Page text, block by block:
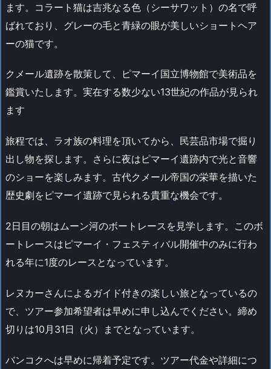
ます。コラート猫は吉兆なる色（シーサワット）の名で呼
ばれており、グレーの毛と青緑の眼が美しいショートヘア
ーの猫です。
クメール遺跡を散策して、ピマーイ国立博物館で美術品を
鑑賞いたします。実在する数少ない13世紀の作品が見られ
ます
旅程では、ラオ族の料理を頂いてから、民芸品市場で掘り
出し物を探します。さらに夜はピマーイ遺跡内で光と音響
のショーを楽しみます。古代クメール帝国の栄華を描いた
歴史劇をピマーイ遺跡で見られる貴重な機会です。
2日目の朝はムーン河のボートレースを見学します。このボ
ートレースはピマーイ・フェスティバル開催中のみに行わ
れる年に1度のレースとなっています。
レヌカーさんによるガイド付きの楽しい旅となっているの
で、ツアー参加希望者は早めに申し込んでください。締め
切りは10月31日（火）までとなっています。
バンコクへは早めに帰着予定です。ツアー代金や詳細につ